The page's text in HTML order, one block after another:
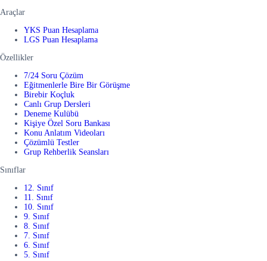
Araçlar
YKS Puan Hesaplama
LGS Puan Hesaplama
Özellikler
7/24 Soru Çözüm
Eğitmenlerle Bire Bir Görüşme
Birebir Koçluk
Canlı Grup Dersleri
Deneme Kulübü
Kişiye Özel Soru Bankası
Konu Anlatım Videoları
Çözümlü Testler
Grup Rehberlik Seansları
Sınıflar
12. Sınıf
11. Sınıf
10. Sınıf
9. Sınıf
8. Sınıf
7. Sınıf
6. Sınıf
5. Sınıf